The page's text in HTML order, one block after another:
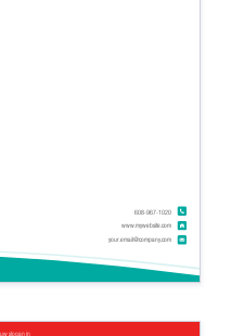
608-967-1020
www.mywebsite.com
your.email@company.com